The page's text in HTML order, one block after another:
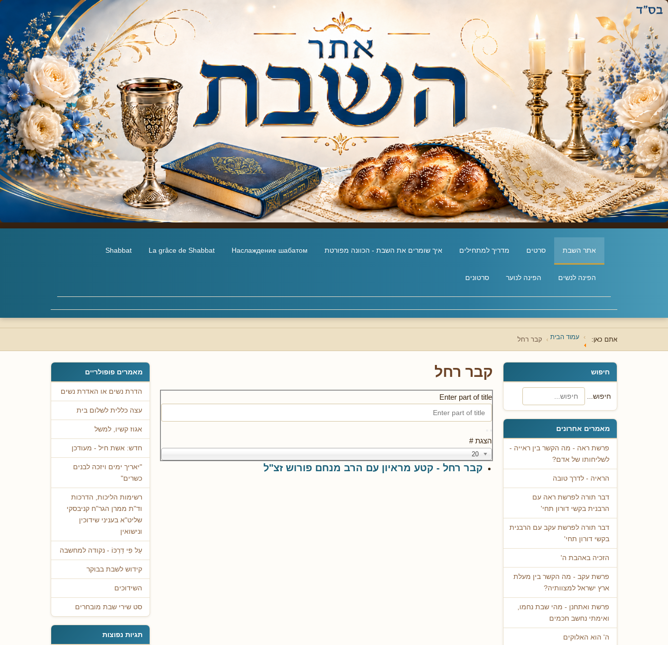
אתר השבת סרטים מדריך למתחילים איך שומרים את השבת - הכוונה מפורטת Наслаждение шабатом
La grâce de Shabbat
Shabbat
הפינה לנשים הפינה לנוער סרטונים
אתם כאן: עמוד הבית קבר רחל
חיפוש
חיפוש...
מאמרים אחרונים
פרשת ראה - מה הקשר בין ראייה -
לשליחותו של אדם?
הראיה - לדרך טובה
דבר תורה לפרשת ראה עם
הרבנית בקשי דורון תחי'
דבר תורה לפרשת עקב עם הרבנית
בקשי דורון תחי'
הזכיה באהבת ה'
פרשת עקב - מה הקשר בין מעלת
ארץ ישראל למצוותיה?
פרשת ואתחנן - מהי שבת נחמו,
ואימתי נחשב חכמים
ה' הוא האלוקים
קבר רחל
Enter part of title
הצגת #
20
קבר רחל - קטע מראיון עם הרב מנחם פורוש זצ"ל
מאמרים פופולריים
הדרת נשים או האדרת נשים
עצה כללית לשלום בית
אגוז קשיו, למשל
חדש: אשת חיל - מעודכן
"יאריך ימים ויזכה לבנים
כשרים"
רשימות הליכות, הדרכות
וד"ת ממרן הגר"ח קניבסקי
שליט"א בעניני שידוכין
ונישואין
עַל פִּי דַרְכּוֹ - נקודה למחשבה
קידוש לשבת בבוקר
השידוכים
סט שירי שבת מובחרים
תגיות נפוצות